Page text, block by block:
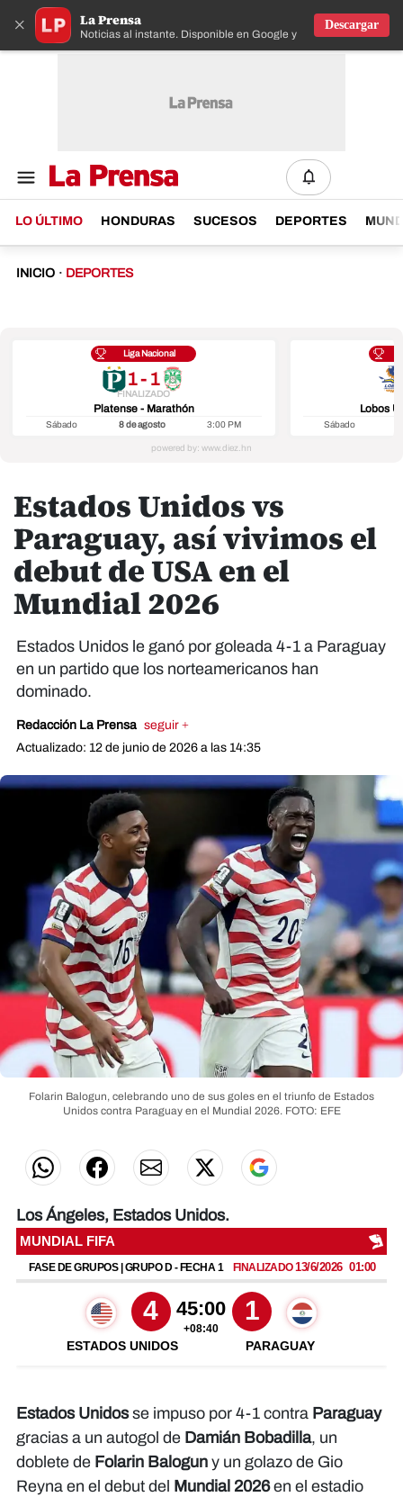
× La Prensa
Noticias al instante. Disponible en Google y IOS
Descargar
LO ÚLTIMO HONDURAS SUCESOS DEPORTES
INICIO · DEPORTES
Liga Nacional
1 - 1
FINALIZADO
Platense - Marathón
Sábado 8 de agosto 3:00 PM
Lobos
Sábado
Estados Unidos vs
Paraguay, así vivimos el
debut de USA en el
Mundial 2026
Estados Unidos le ganó por goleada 4-1 a Paraguay
en un partido que los norteamericanos han
dominado.
Redacción La Prensa seguir +
Actualizado: 12 de junio de 2026 a las 14:35
Folarin Balogun, celebrando uno de sus goles en el triunfo de Estados
Unidos contra Paraguay en el Mundial 2026. FOTO: EFE
Los Ángeles, Estados Unidos.
Estados Unidosse impuso por 4-1 contra Paraguay
gracias a un autogol de Damián Bobadilla, un
doblete de Folarin Balogun y un golazo de Gio
Reyna en el debut del
Mundial 2026en el estadio